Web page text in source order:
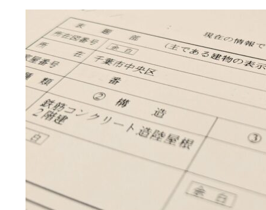
解体工事の流れ
会社概要
施工事例